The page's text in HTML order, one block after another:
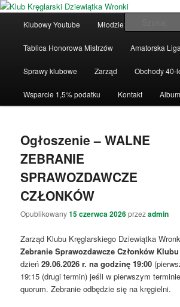
Przeskocz
Przeskocz
widgetów
Klub Kręglarski
Klub Kręglarski Dziewiątka Wronki
Klubowy Youtube Młodzież
Tablica Honorowa Mistrzów Amatorska
Sprawy klubowe Zarząd Obchody 40-
Wsparcie 1,5% podatku Kontakt
Ogłoszenie – WALNE
ZEBRANIE
SPRAWOZDAWCZE
CZŁONKÓW
Opublikowany15 czerwca 2026przezadmin
Zarząd Klubu Kręglarskiego Dziewiątka
Zebranie Sprawozdawcze Członków Klubu
dzień29.06.2026 r. na godzinę 19:00
19:15 (drugi termin) jeśli w pierwszym
quorum. Zebranie odbędzie się na kręgielni.